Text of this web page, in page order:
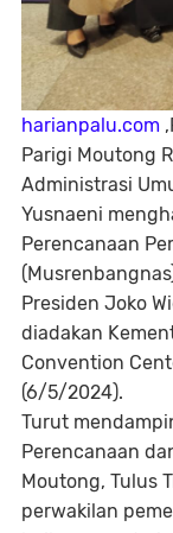
harianpalu.com
Parigi Moutong
Administrasi
Yusnaeni
Perencanaan
Presiden Joko
diadakan
Convention
(6/5/2024).
Turut
Perencanaan
Moutong, Tulus
perwakilan